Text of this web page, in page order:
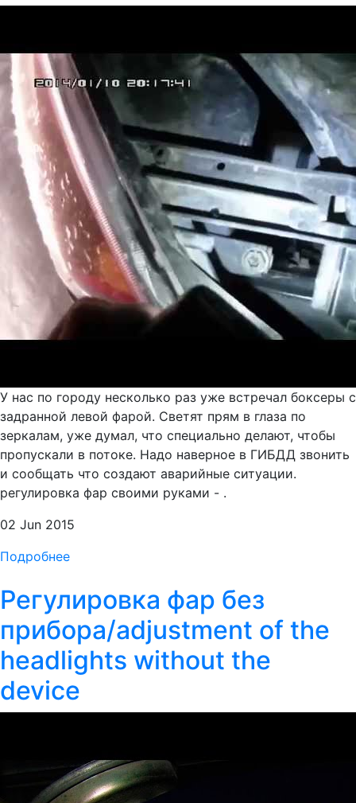
У нас по городу несколько раз уже встречал боксеры с
задранной левой фарой. Светят прям в глаза по
зеркалам, уже думал, что специально делают, чтобы
пропускали в потоке. Надо наверное в ГИБДД звонить
и сообщать что создают аварийные ситуации.
регулировка фар своими руками - .
02 Jun 2015
Подробнее
Регулировка фар без
прибора/adjustment of the
headlights without the
device